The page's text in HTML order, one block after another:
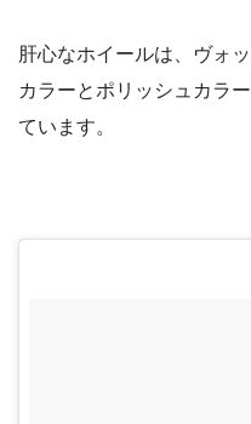
肝心なホイールは、ヴォ
カラーとポリッシュカラ
ています。